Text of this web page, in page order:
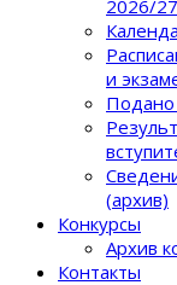
2026/
и
Подано
(архив)
Конкурсы
Архив
Контакты